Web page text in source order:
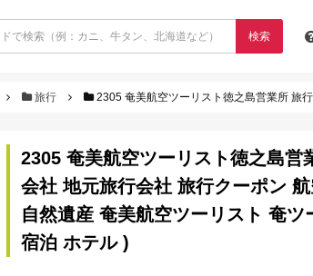
検索
旅行 2305 奄美航空ツーリスト徳之島営業所 旅行ギフト券（6,000円分）（ 旅行会社 地元旅行会
2305 奄美航空ツーリスト徳之島
会社 地元旅行会社 旅行クーポン
自然遺産 奄美航空ツーリスト 奄
宿泊 ホテル )